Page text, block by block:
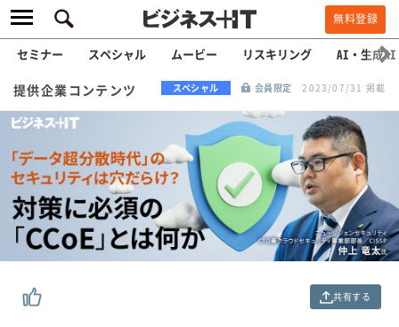
無料登録
セミナー スペシャル ムービー リスキリング AI・生成AI
提供企業コンテンツ スペシャル 会員限定 2023/07/31 掲載
共有する